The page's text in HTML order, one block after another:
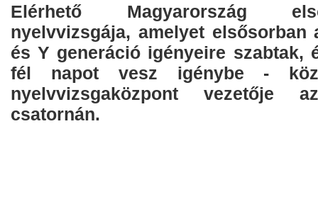
Elérhető Magyarország
nyelvvizsgája, amelyet elsősorban
és Y generáció igényeire szabtak,
fél napot vesz igénybe -
nyelvvizsgaközpont vezetője
csatornán.